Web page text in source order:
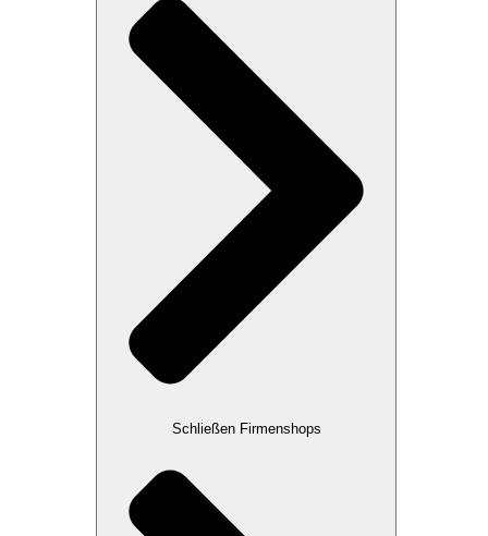
Schließen Firmenshops